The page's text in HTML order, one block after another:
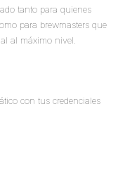
tanto para quienes
para brewmasters que
al máximo nivel.
con tus credenciales